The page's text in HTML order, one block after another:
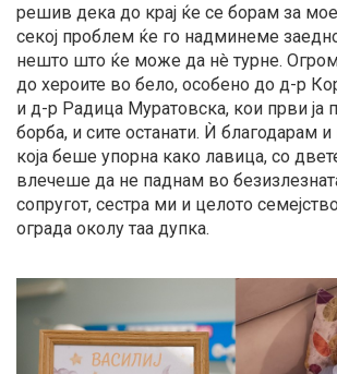
решив дека до крај ќе се борам за
секој проблем ќе го надминеме
нешто што ќе може да нè турне.
до хероите во бело, особено до д-р
и д-р Радица Муратовска, кои први ја
борба, и сите останати. Ѝ благодарам и
која беше упорна како лавица, со
влечеше да не паднам во
сопругот, сестра ми и целото
ограда околу таа дупка.